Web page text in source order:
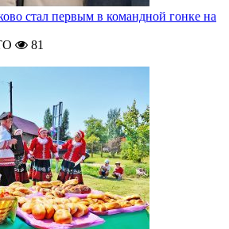
стал первым в командной гонке на
81